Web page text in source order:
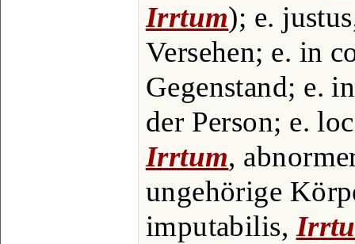
Irrtum); e.
Versehen; e. in
Gegenstand; e.
der Person; e.
Irrtum,
ungehörige
imputabilis,